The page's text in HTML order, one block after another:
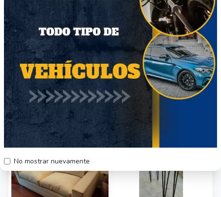
No mostrar nuevamente
Funda para libros -
Diseño Floral
$9990
Región Metropolitana
Producto Nuevo
Otros productos relacionados